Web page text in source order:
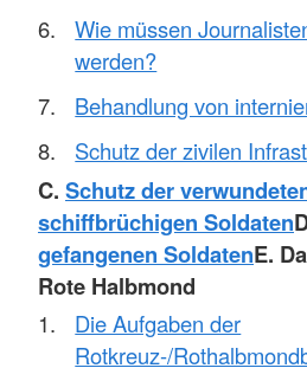
Wie müssen
werden?
Behandlung von
Schutz der zivilen
C. Schutz der
schiffbrüchigen Soldaten
gefangenen SoldatenE.
Rote Halbmond
Die Aufgaben der
Rotkreuz-/